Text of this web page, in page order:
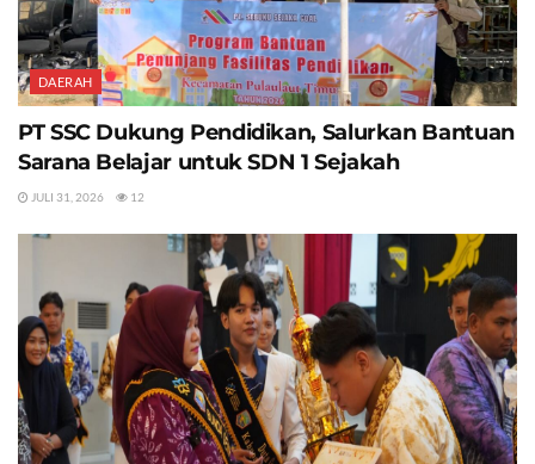
DAERAH
PT SSC Dukung Pendidikan, Salurkan Bantuan
Sarana Belajar untuk SDN 1 Sejakah
JULI 31, 2026 12